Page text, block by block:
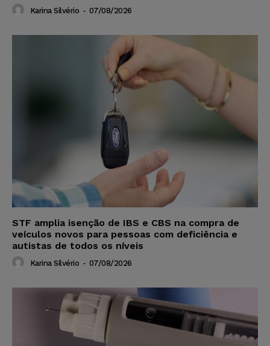
Karina Silvério - 07/08/2026
STF amplia isenção de IBS e CBS na compra de
veículos novos para pessoas com deficiência e
autistas de todos os níveis
Karina Silvério - 07/08/2026